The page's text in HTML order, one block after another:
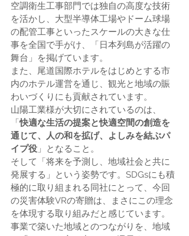
空調衛生工事部門では独自の高度な技術
を活かし、大型半導体工場やドーム球場
の配管工事といったスケールの大きな仕
事を全国で手がけ、「日本列島が活躍の
舞台」を掲げています。
また、尾道国際ホテルをはじめとする市
内のホテル運営を通じ、観光と地域の賑
わいづくりにも貢献されています。
山陽工業様が大切にされているのは、
「快適な生活の提案と快適空間の創造を
通じて、人の和を拡げ、よしみを結ぶパ
イプ役 」となること。
そして「将来を予測し、地域社会と共に
発展する」という姿勢です。SDGsにも積
極的に取り組まれる同社にとって、今回
の災害体験VRの寄贈は、まさにこの理念
を体現する取り組みだと感じています。
事業で築いた地域とのつながりを、地域